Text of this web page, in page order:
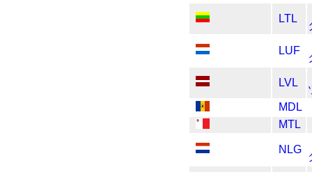
LTL
LUF
LVL
MDL
MTL
NLG